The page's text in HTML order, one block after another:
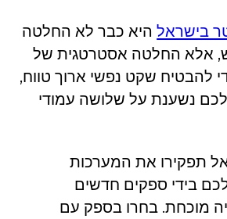
בישראלהיא כבר לא החלטה
אלא החלטה אסטרטגית של
להבטיח שקט נפשי ארוך טווח,
נשענת על שלושה עמודי
אל תפקירו את המערכות
בידי ספקים חדשים
מוכחת. בחרו בספק עם